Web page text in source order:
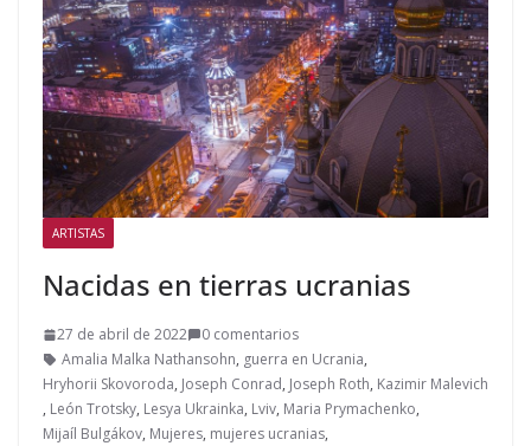
ARTISTAS
Nacidas en tierras ucranias
27 de abril de 2022
0 comentarios
Amalia Malka Nathansohn, guerra en Ucrania,
Hryhorii Skovoroda, Joseph Conrad, Joseph Roth, Kazimir Malevich
, León Trotsky, Lesya Ukrainka, Lviv, Maria Prymachenko,
Mijaíl Bulgákov, Mujeres, mujeres ucranias,